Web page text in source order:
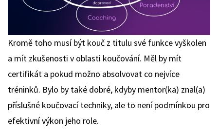
Kromě toho musí být kouč z titulu své funkce vyškolen
a mít zkušenosti v oblasti koučování. Měl by mít
certifikát a pokud možno absolvovat co nejvíce
tréninků. Bylo by také dobré, kdyby mentor(ka) znal(a)
příslušné koučovací techniky, ale to není podmínkou pro
efektivní výkon jeho role.